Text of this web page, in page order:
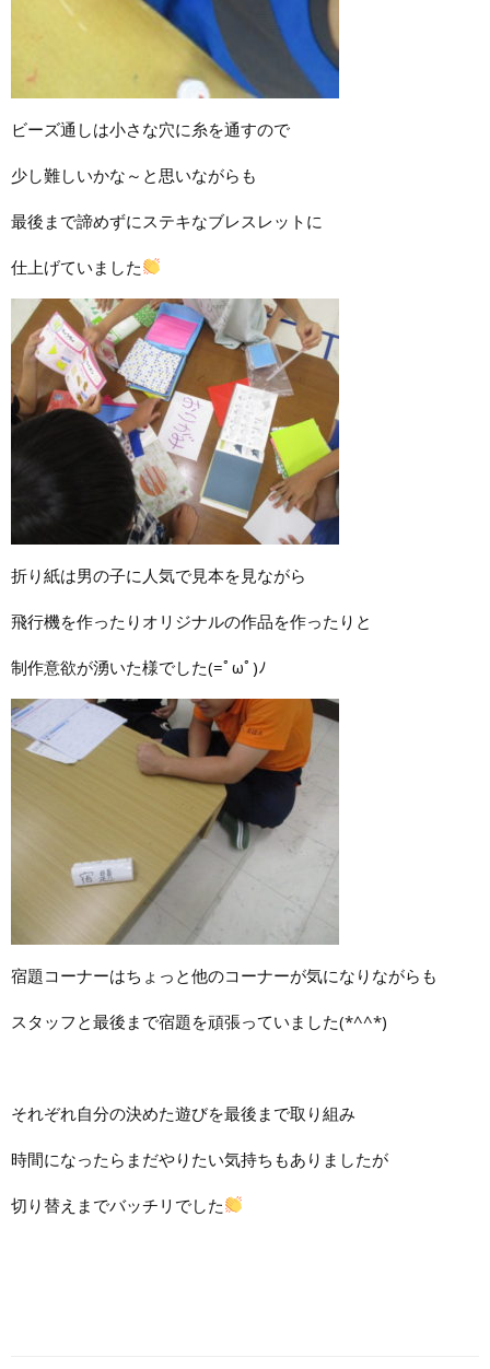
ビーズ通しは小さな穴に糸を通すので
少し難しいかな～と思いながらも
最後まで諦めずにステキなブレスレットに
仕上げていました
折り紙は男の子に人気で見本を見ながら
飛行機を作ったりオリジナルの作品を作ったりと
制作意欲が湧いた様でした(=ﾟωﾟ)ﾉ
宿題コーナーはちょっと他のコーナーが気になりながらも
スタッフと最後まで宿題を頑張っていました(*^^*)
それぞれ自分の決めた遊びを最後まで取り組み
時間になったらまだやりたい気持ちもありましたが
切り替えまでバッチリでした